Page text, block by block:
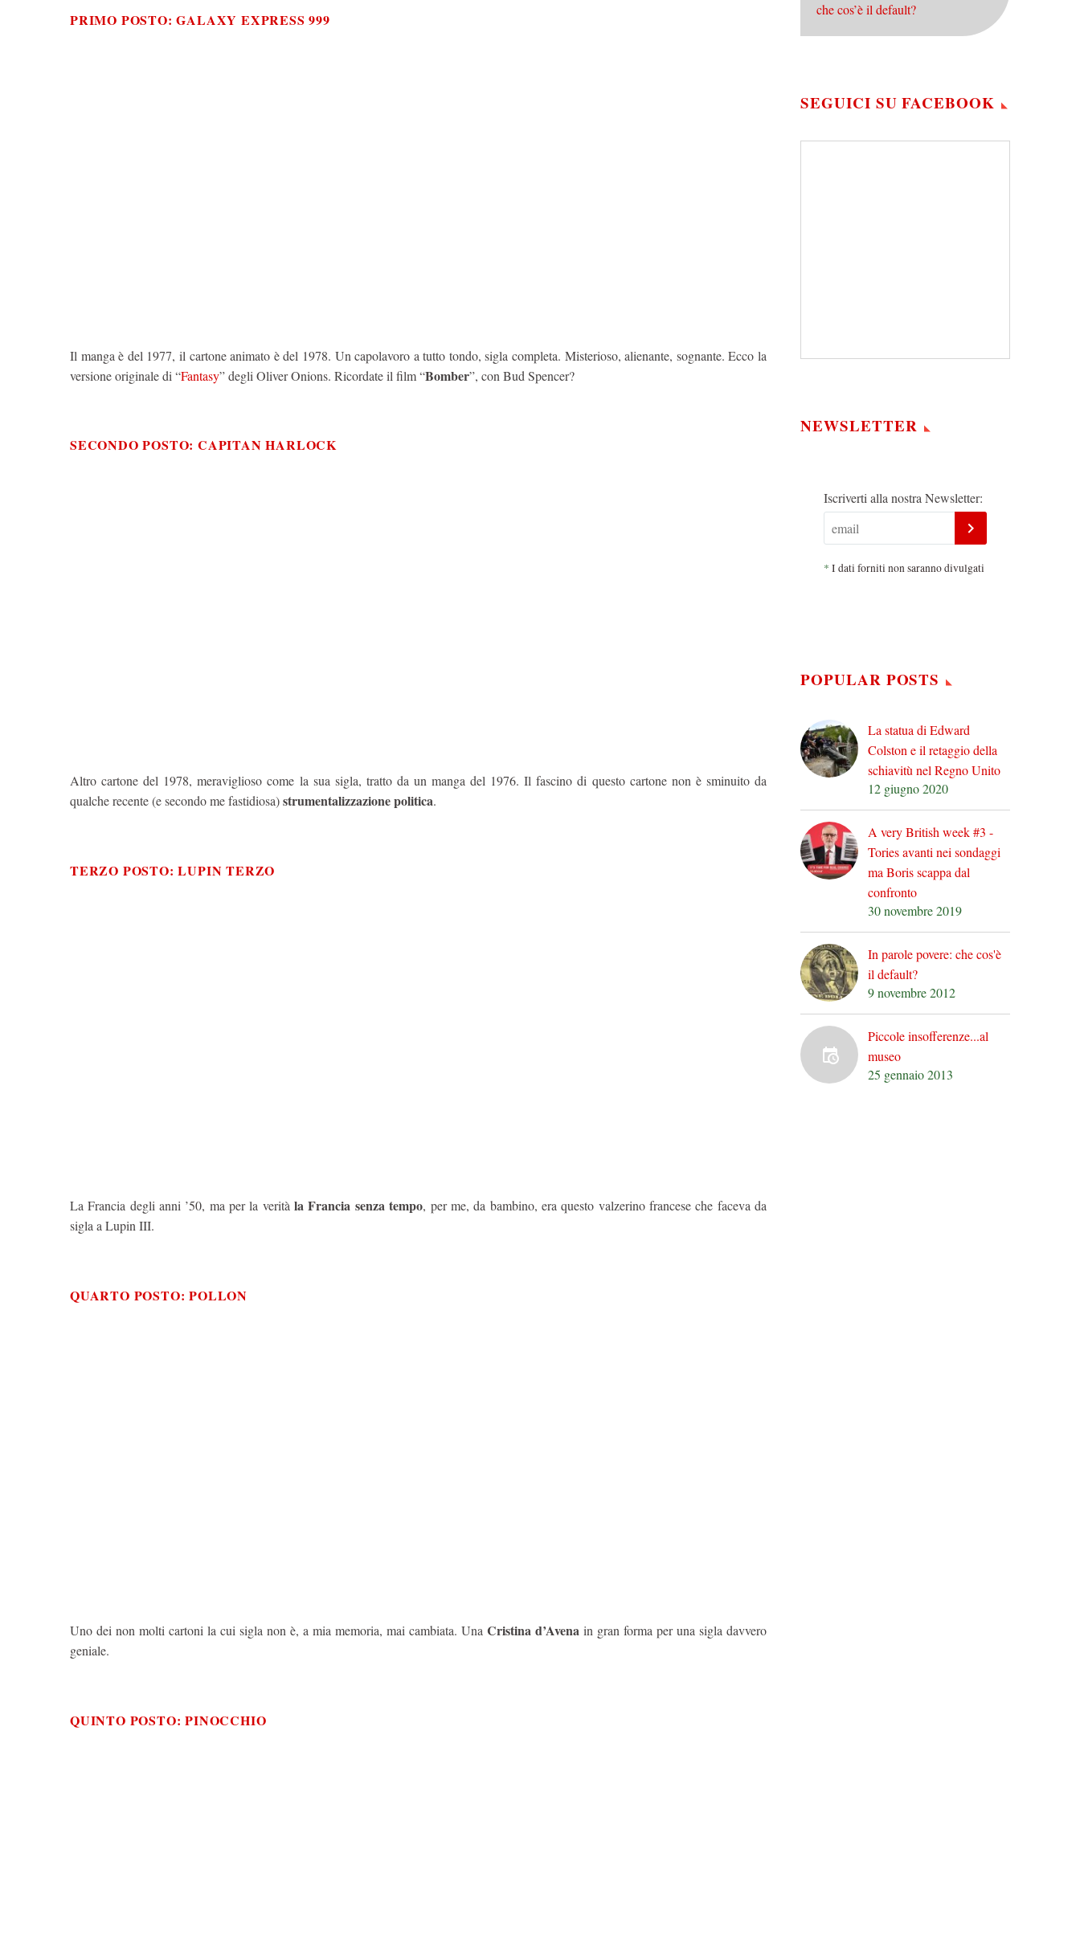
PRIMO POSTO: GALAXY EXPRESS 999
Il manga è del 1977, il cartone animato è del 1978. Un capolavoro a tutto tondo, sigla completa. Misterioso, alienante, sognante. Ecco la
versione originale di “Fantasy” degli Oliver Onions. Ricordate il film “Bomber”, con Bud Spencer?
SECONDO POSTO: CAPITAN HARLOCK
Altro cartone del 1978, meraviglioso come la sua sigla, tratto da un manga del 1976. Il fascino di questo cartone non è sminuito da
qualche recente (e secondo me fastidiosa)strumentalizzazione politica.
TERZO POSTO: LUPIN TERZO
La Francia degli anni ’50, ma per la veritàla Francia senza tempo, per me, da bambino, era questo valzerino francese che faceva da
sigla a Lupin III.
QUARTO POSTO: POLLON
Uno dei non molti cartoni la cui sigla non è, a mia memoria, mai cambiata. Una Cristina d’Avena in gran forma per una sigla davvero
geniale.
QUINTO POSTO: PINOCCHIO
che cos’è il default?
SEGUICI SU FACEBOOK
NEWSLETTER
Iscriverti alla nostra Newsletter:
* I dati forniti non saranno divulgati
POPULAR POSTS
La statua di Edward
Colston e il retaggio della
schiavitù nel Regno Unito
12 giugno 2020
A very British week #3 -
Tories avanti nei sondaggi
ma Boris scappa dal
confronto
30 novembre 2019
In parole povere: che cos'è
il default?
9 novembre 2012
Piccole insofferenze...al
museo
25 gennaio 2013